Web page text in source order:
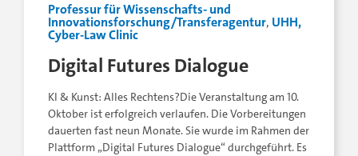
Professur für Wissenschafts- und
Innovationsforschung/Transferagentur, UHH,
Cyber-Law Clinic
Digital Futures Dialogue
KI & Kunst: Alles Rechtens?Die Veranstaltung am 10.
Oktober ist erfolgreich verlaufen. Die Vorbereitungen
dauerten fast neun Monate. Sie wurde im Rahmen der
Plattform „Digital Futures Dialogue“ durchgeführt. Es